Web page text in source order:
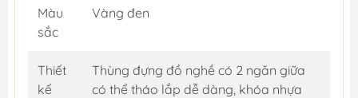
Màu
sắc
Vàng đen
Thiết
kế
Thùng đựng đồ nghề có 2 ngăn giữa
có thể tháo lắp dễ dàng, khóa nhựa